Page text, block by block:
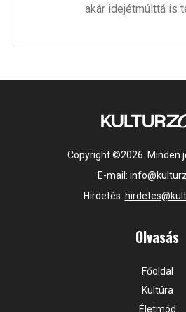
akár idejétmúlttá is
Copyright ©2026. Minden
E-mail:
Hirdetés:
Olvasás
Főoldal
Kultúra
Életmód